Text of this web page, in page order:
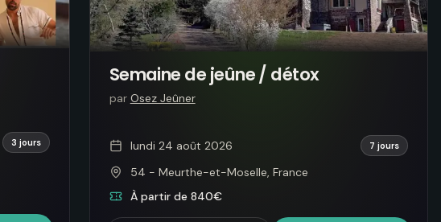
3 jours
Semaine de jeûne / détox
par Osez Jeûner
lundi 24 août 2026 7 jours
54 - Meurthe-et-Moselle, France
À partir de 840€